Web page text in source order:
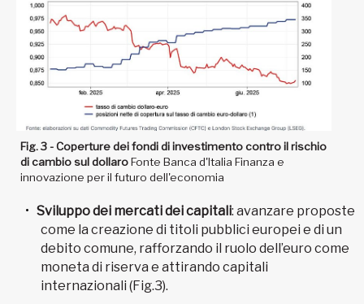
Fig. 3 - Coperture dei fondi di investimento contro il rischio
di cambio sul dollaroFonte Banca d'Italia Finanza e
innovazione per il futuro dell'economia
Sviluppo dei mercati dei capitali: avanzare proposte
come la creazione di titoli pubblici europei e di un
debito comune, rafforzando il ruolo dell’euro come
moneta di riserva e attirando capitali
internazionali (Fig.3).